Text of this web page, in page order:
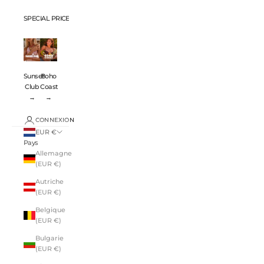
SPECIAL PRICES 💸
Sunset
Club
→
Boho
Coast
→
CONNEXION
EUR €
Pays
Allemagne
(EUR €)
Autriche
(EUR €)
Belgique
(EUR €)
Bulgarie
(EUR €)